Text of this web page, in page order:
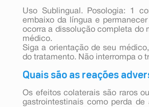
Uso Sublingual. Posologia: 1
embaixo da língua e
ocorra a dissolução completa do
médico.
Siga a orientação de seu
do tratamento. Não interrompa o
Quais são as reações
Os efeitos colaterais são raros
gastrointestinais como perda